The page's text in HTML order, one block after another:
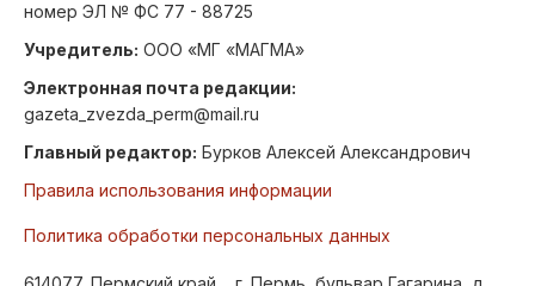
номер ЭЛ № ФС 77 - 88725
Учредитель: ООО «МГ «МАГМА»
Электронная почта редакции:
gazeta_zvezda_perm@mail.ru
Главный редактор: Бурков Алексей Александрович
Правила использования информации
Политика обработки персональных данных